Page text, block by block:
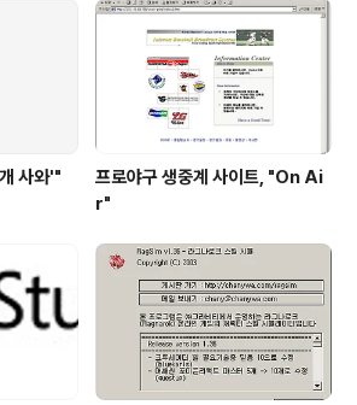
경우가 많아서 참 아쉬웠습
사와'"
프로야구 생중계 사이트, "On Ai
r"